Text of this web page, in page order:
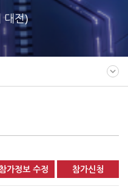
대전)
가정보 수정 참가신청